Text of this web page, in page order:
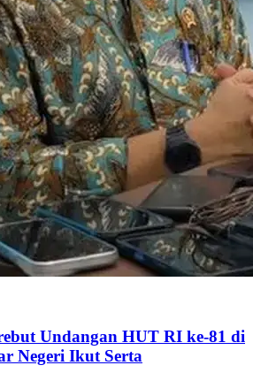
Undangan HUT RI ke-81 di
Negeri Ikut Serta